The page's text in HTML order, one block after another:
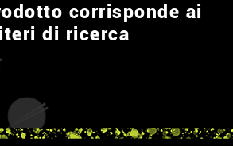
corrisponde ai
di ricerca